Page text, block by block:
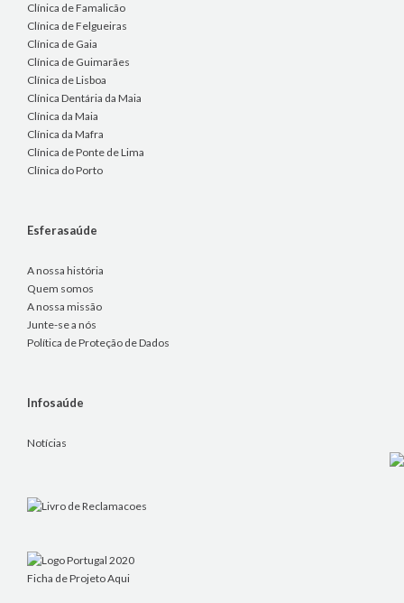
Clínica de Famalicão
Clínica de Felgueiras
Clínica de Gaia
Clínica de Guimarães
Clínica de Lisboa
Clínica Dentária da Maia
Clínica da Maia
Clínica da Mafra
Clínica de Ponte de Lima
Clínica do Porto
Esferasaúde
A nossa história
Quem somos
A nossa missão
Junte-se a nós
Política de Proteção de Dados
Infosaúde
Notícias
Ficha de ProjetoAqui